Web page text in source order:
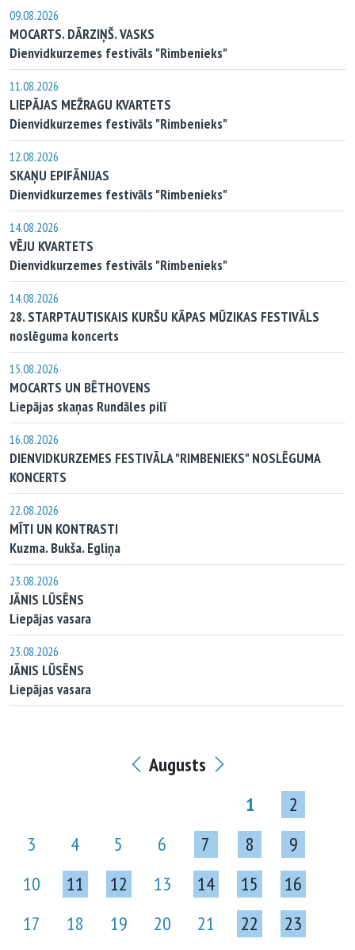
09.08.2026
MOCARTS. DĀRZIŅŠ. VASKS
Dienvidkurzemes festivāls "Rimbenieks"
11.08.2026
LIEPĀJAS MEŽRAGU KVARTETS
Dienvidkurzemes festivāls "Rimbenieks"
12.08.2026
SKAŅU EPIFĀNIJAS
Dienvidkurzemes festivāls "Rimbenieks"
14.08.2026
VĒJU KVARTETS
Dienvidkurzemes festivāls "Rimbenieks"
14.08.2026
28. STARPTAUTISKAIS KURŠU KĀPAS MŪZIKAS FESTIVĀLS
noslēguma koncerts
15.08.2026
MOCARTS UN BĒTHOVENS
Liepājas skaņas Rundāles pilī
16.08.2026
DIENVIDKURZEMES FESTIVĀLA "RIMBENIEKS" NOSLĒGUMA
KONCERTS
22.08.2026
MĪTI UN KONTRASTI
Kuzma. Bukša. Egliņa
23.08.2026
JĀNIS LŪSĒNS
Liepājas vasara
23.08.2026
JĀNIS LŪSĒNS
Liepājas vasara
Augusts
1
2
3
4 5 6 7 8
9
10
11 12 13 14 15
16
17
18 19 20 21 22
23